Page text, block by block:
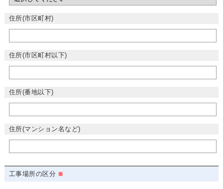
住所(市区町村)
住所(市区町村以下)
住所(番地以下)
住所(マンション名など)
工事場所の区分